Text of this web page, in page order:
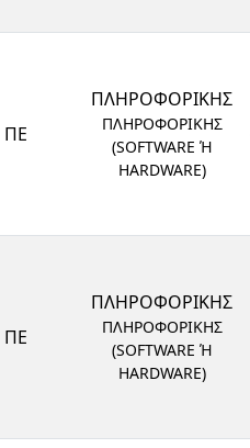
ΠΕ
ΠΛΗΡΟΦΟΡΙΚΗΣ
ΠΛΗΡΟΦΟΡΙΚΗΣ
(SOFTWARE Ή
HARDWARE)
ΠΕ
ΠΛΗΡΟΦΟΡΙΚΗΣ
ΠΛΗΡΟΦΟΡΙΚΗΣ
(SOFTWARE Ή
HARDWARE)